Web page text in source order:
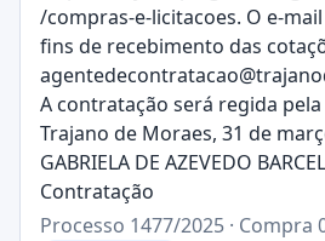
/compras-e-licitacoes. O e-
fins de recebimento das
A contratação será regida pela
Trajano de Moraes, 31 de
GABRIELA DE AZEVEDO
Contratação
Processo 1477/2025 · Compra